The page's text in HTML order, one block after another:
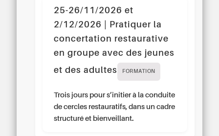
25-26/11/2026 et
2/12/2026 | Pratiquer la
concertation restaurative
en groupe avec des jeunes
et des adultes
FORMATION
Trois jours pour s’initier à la conduite
de cercles restauratifs, dans un cadre
structuré et bienveillant.